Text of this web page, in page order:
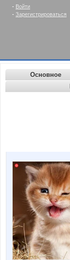
- Войти
- Зарегистрироваться
Основное